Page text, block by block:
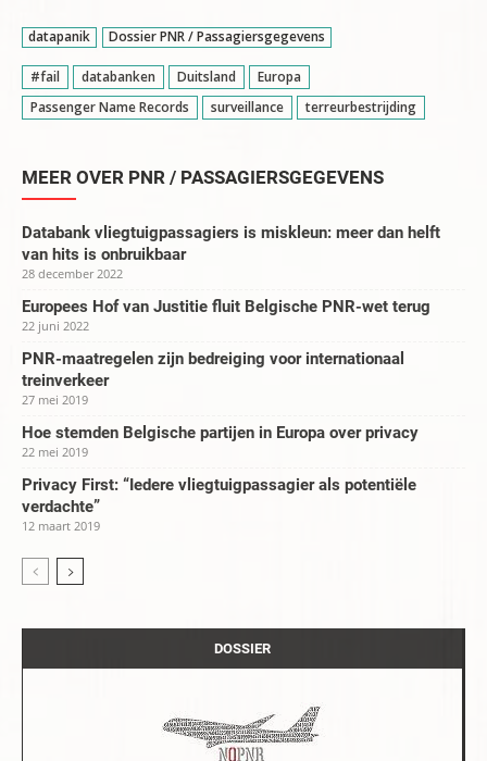
datapanik Dossier PNR / Passagiersgegevens
#fail databanken Duitsland
Europa
Passenger Name Records
surveillance terreurbestrijding
MEER OVER PNR / PASSAGIERSGEGEVENS
Databank vliegtuigpassagiers is miskleun: meer dan helft
van hits is onbruikbaar
28 december 2022
Europees Hof van Justitie fluit Belgische PNR-wet terug
22 juni 2022
PNR-maatregelen zijn bedreiging voor internationaal
treinverkeer
27 mei 2019
Hoe stemden Belgische partijen in Europa over privacy
22 mei 2019
Privacy First: “Iedere vliegtuigpassagier als potentiële
verdachte”
12 maart 2019
DOSSIER